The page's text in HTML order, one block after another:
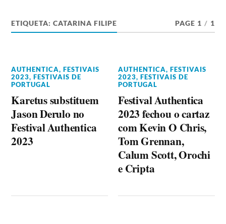
ETIQUETA:CATARINA FILIPE PAGE 1 / 1
AUTHENTICA,FESTIVAIS
2023,FESTIVAIS DE
PORTUGAL
Karetus substituem
Jason Derulo no
Festival Authentica
2023
AUTHENTICA,FESTIVAIS
2023,FESTIVAIS DE
PORTUGAL
Festival Authentica
2023 fechou o cartaz
com Kevin O Chris,
Tom Grennan,
Calum Scott, Orochi
e Cripta